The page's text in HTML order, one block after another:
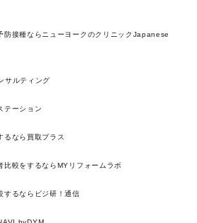
防接種ならニューヨークのクリニックJapanese
サルティング
テーション
るなら買取プラス
比較をするならMYリフォームラボ
するならビジ研！通信